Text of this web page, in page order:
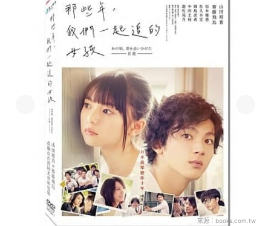
來源： books.com.tw